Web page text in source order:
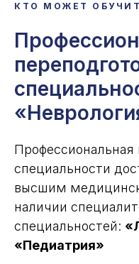
КТО МОЖЕТ
Профессиональная
специальности
высшим
наличии
специальностей:
«Педиатрия»